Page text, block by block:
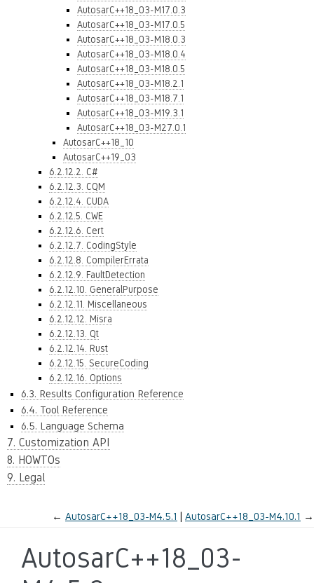
AutosarC++18_03-M17.0.3
AutosarC++18_03-M17.0.5
AutosarC++18_03-M18.0.3
AutosarC++18_03-M18.0.4
AutosarC++18_03-M18.0.5
AutosarC++18_03-M18.2.1
AutosarC++18_03-M18.7.1
AutosarC++18_03-M19.3.1
AutosarC++18_03-M27.0.1
AutosarC++18_10
AutosarC++19_03
6.2.12.2. C#
6.2.12.3. CQM
6.2.12.4. CUDA
6.2.12.5. CWE
6.2.12.6. Cert
6.2.12.7. CodingStyle
6.2.12.8. CompilerErrata
6.2.12.9. FaultDetection
6.2.12.10. GeneralPurpose
6.2.12.11. Miscellaneous
6.2.12.12. Misra
6.2.12.13. Qt
6.2.12.14. Rust
6.2.12.15. SecureCoding
6.2.12.16. Options
6.3. Results Configuration Reference
6.4. Tool Reference
6.5. Language Schema
7. Customization API
8. HOWTOs
9. Legal
← AutosarC++18_03-M4.5.1 AutosarC++18_03-M4.10.1 →
AutosarC++18_03-